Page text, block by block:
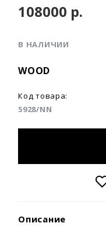
В НАЛИЧИИ
WOOD
Код товара:
5928/NN
108000 р.
Описание